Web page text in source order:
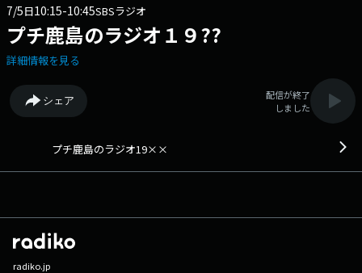
7/5日10:15-10:45SBSラジオ
プチ鹿島のラジオ１９??
詳細情報を見る
シェア
配信が終了
しました
プチ鹿島のラジオ19××
radiko.jp